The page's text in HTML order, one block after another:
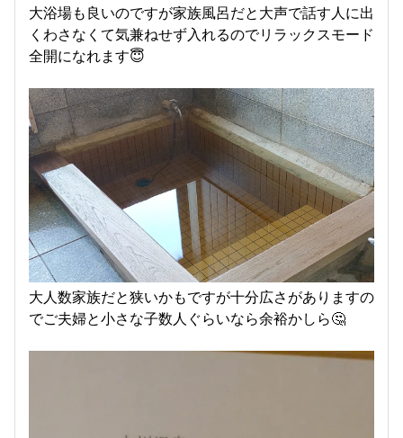
大浴場も良いのですが家族風呂だと大声で話す人に出
くわさなくて気兼ねせず入れるのでリラックスモード
全開になれます😇
大人数家族だと狭いかもですが十分広さがありますの
でご夫婦と小さな子数人ぐらいなら余裕かしら🤔